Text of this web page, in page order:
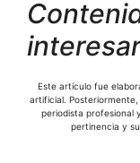
Este artículo fue
artificial.
periodista profesional
pertinencia y